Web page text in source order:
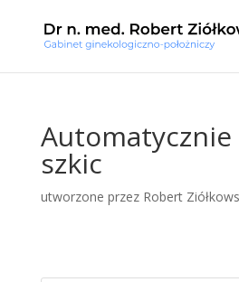
Automatycznie
szkic
utworzone przez Robert